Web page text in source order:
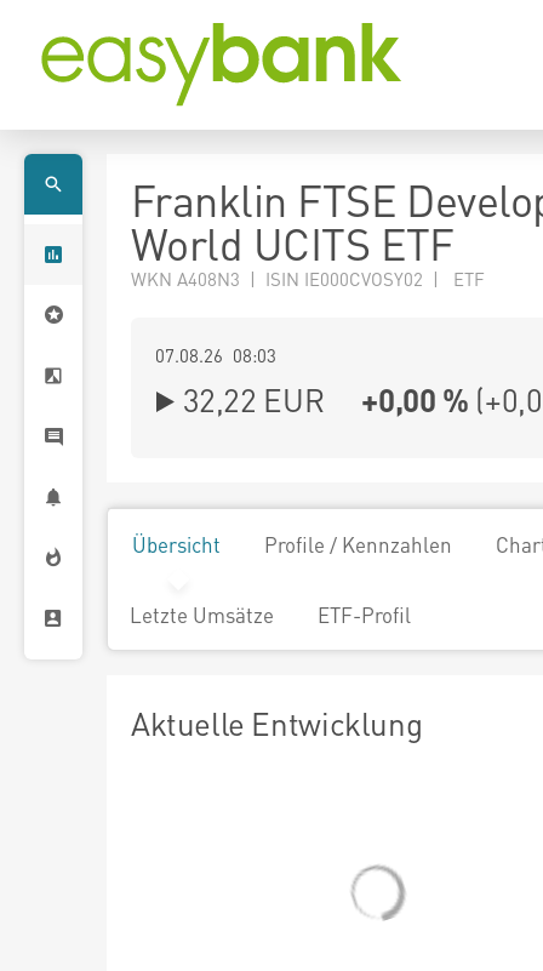
Franklin FTSE
World UCITS ETF
WKN A408N3 | ISIN IE000CVOSY02 | ETF
07.08.26 08:03
32,22 EUR +0,00 % (
Übersicht Profile / Kennzahlen
Letzte Umsätze ETF-Profil
Aktuelle Entwicklung